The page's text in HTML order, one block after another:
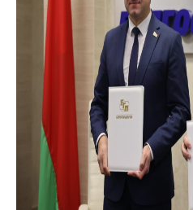
данных
Новости
Обратиться в МАРТ
Личный прием
граждан и юр. лиц
Прямaя телефоннaя
линия
Горячая линия